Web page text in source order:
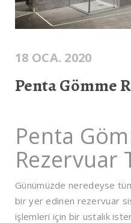
18 OCA. 2020
Penta Gömme
Penta
Rezervuar
Günümüzde neredeyse
bir yer edinen rezervuar
işlemleri için bir ustalık